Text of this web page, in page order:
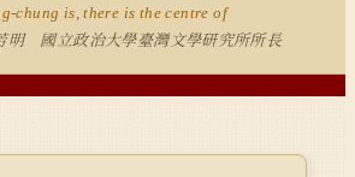
chung is, there is the centre of
明 國立政治大學臺灣文學研究所所長